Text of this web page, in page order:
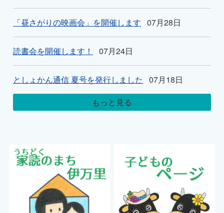
「昼さがりの映画会」を開催します 07月28日
読書会を開催します！ 07月24日
としょかん通信 夏号を発行しました
07月18日
もっと見る